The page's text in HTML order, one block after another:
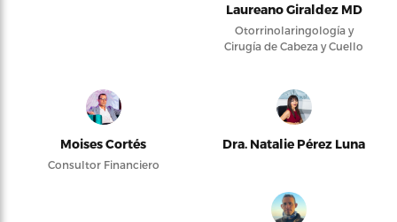
Laureano Giraldez MD
Otorrinolaringología y
Cirugía de Cabeza y Cuello
Moises Cortés
Consultor Financiero
Dra. Natalie Pérez Luna